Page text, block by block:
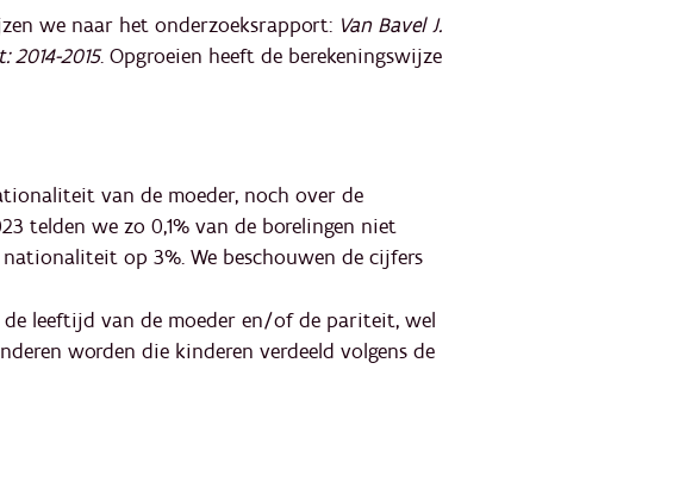
we naar het onderzoeksrapport: Van Bavel J.
2015. Opgroeien heeft de berekeningswijze
van de moeder, noch over de
telden we zo 0,1% van de borelingen niet
op 3%. We beschouwen de cijfers
leeftijd van de moeder en/of de pariteit, wel
worden die kinderen verdeeld volgens de